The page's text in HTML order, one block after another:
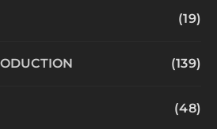
(19)
(139)
(48)